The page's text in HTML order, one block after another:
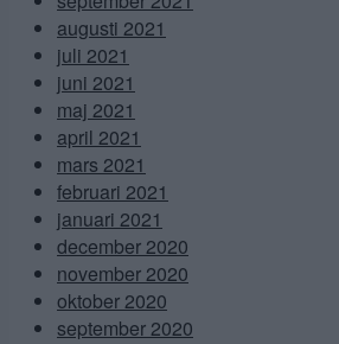
augusti 2021
juli 2021
juni 2021
maj 2021
april 2021
mars 2021
februari 2021
januari 2021
december 2020
november 2020
oktober 2020
september 2020